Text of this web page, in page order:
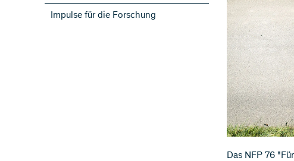
Impulse für die Forschung
​Das NFP 76